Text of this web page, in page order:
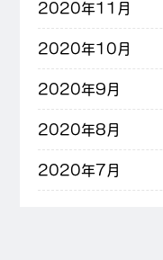
2020年11月
2020年10月
2020年9月
2020年8月
2020年7月